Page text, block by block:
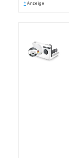
* Anzeige